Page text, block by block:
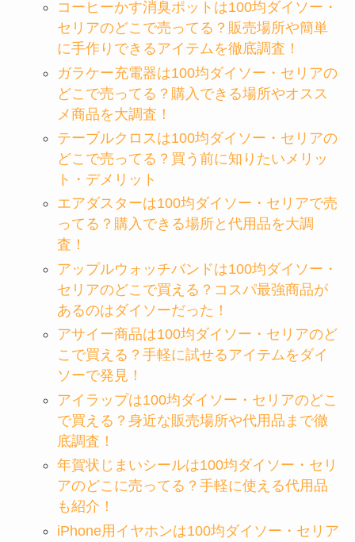
コーヒーかす消臭ポットは100均ダイソー・
セリアのどこで売ってる？販売場所や簡単
に手作りできるアイテムを徹底調査！
ガラケー充電器は100均ダイソー・セリアの
どこで売ってる？購入できる場所やオスス
メ商品を大調査！
テーブルクロスは100均ダイソー・セリアの
どこで売ってる？買う前に知りたいメリッ
ト・デメリット
エアダスターは100均ダイソー・セリアで売
ってる？購入できる場所と代用品を大調
査！
アップルウォッチバンドは100均ダイソー・
セリアのどこで買える？コスパ最強商品が
あるのはダイソーだった！
アサイー商品は100均ダイソー・セリアのど
こで買える？手軽に試せるアイテムをダイ
ソーで発見！
アイラップは100均ダイソー・セリアのどこ
で買える？身近な販売場所や代用品まで徹
底調査！
年賀状じまいシールは100均ダイソー・セリ
アのどこに売ってる？手軽に使える代用品
も紹介！
iPhone用イヤホンは100均ダイソー・セリア